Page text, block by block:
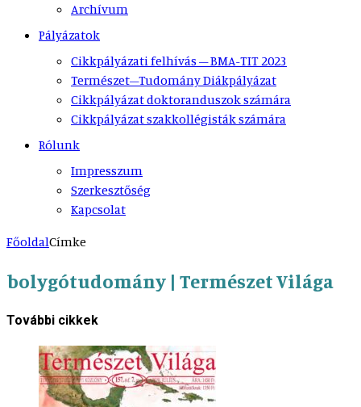
Archívum
Pályázatok
Cikkpályázati felhívás – BMA-TIT 2023
Természet–Tudomány Diákpályázat
Cikkpályázat doktoranduszok számára
Cikkpályázat szakkollégisták számára
Rólunk
Impresszum
Szerkesztőség
Kapcsolat
FőoldalCímke
bolygótudomány | Természet Világa
További cikkek